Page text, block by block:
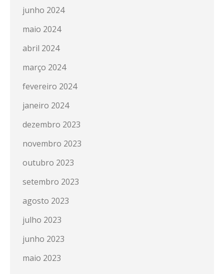
junho 2024
maio 2024
abril 2024
março 2024
fevereiro 2024
janeiro 2024
dezembro 2023
novembro 2023
outubro 2023
setembro 2023
agosto 2023
julho 2023
junho 2023
maio 2023